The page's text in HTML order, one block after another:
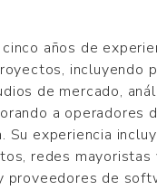
años de
incluyendo
de mercado,
a operadores
Su experiencia
redes mayoristas
de